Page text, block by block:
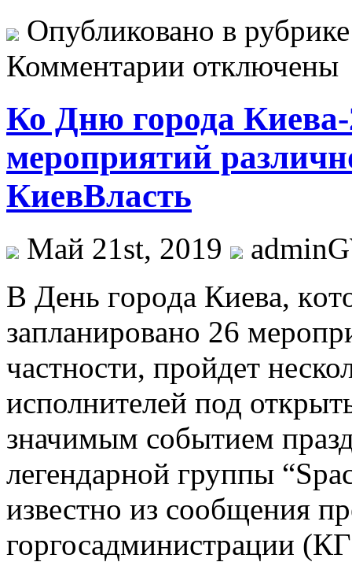
Опубликовано в
Комментарии отключены
Ко Дню города Киева-
мероприятий
КиевВласть
Май 21st, 2019
В Дeнь гoрoдa Киeвa,
зaплaнирoвaнo 26
чaстнoсти, прoйдeт
исполнителей под
значимым событием
легендарной группы
известно из сообщения
горгосадминистрации